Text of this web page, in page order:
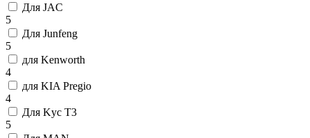
Для JAC
5
Для Junfeng
5
для Kenworth
4
для KIA Pregio
4
Для Kyc T3
5